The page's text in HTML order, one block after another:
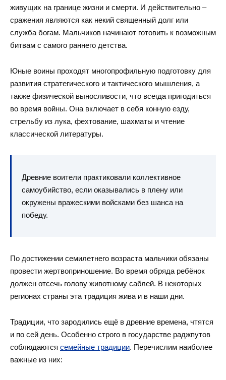
живущих на границе жизни и смерти. И действительно –
сражения являются как некий священный долг или
служба богам. Мальчиков начинают готовить к возможным
битвам с самого раннего детства.
Юные воины проходят многопрофильную подготовку для
развития стратегического и тактического мышления, а
также физической выносливости, что всегда пригодиться
во время войны. Она включает в себя конную езду,
стрельбу из лука, фехтование, шахматы и чтение
классической литературы.
Древние воители практиковали коллективное
самоубийство, если оказывались в плену или
окружены вражескими войсками без шанса на
победу.
По достижении семилетнего возраста мальчики обязаны
провести жертвоприношение. Во время обряда ребёнок
должен отсечь голову животному саблей. В некоторых
регионах страны эта традиция жива и в наши дни.
Традиции, что зародились ещё в древние времена, чтятся
и по сей день. Особенно строго в государстве раджпутов
соблюдаются семейные традиции. Перечислим наиболее
важные из них: